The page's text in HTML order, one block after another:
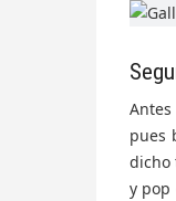
pues
dicho
y pop